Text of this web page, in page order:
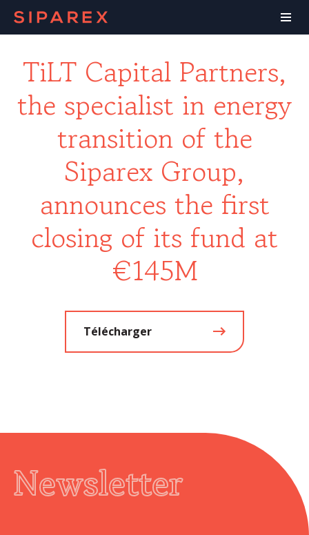
TiLT Capital Partners,
the specialist in energy
transition of the
Siparex Group,
announces the first
closing of its fund at
€145M
Télécharger
Newsletter